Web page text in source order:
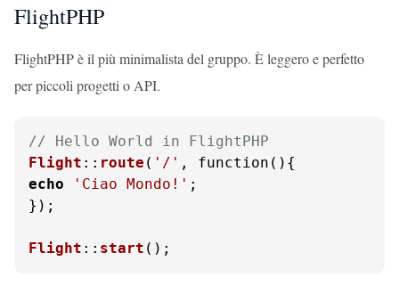
FlightPHP
FlightPHP è il più minimalista del gruppo. È leggero e perfetto
per piccoli progetti o API.
// Hello World in FlightPHP
Flight :: route ( '/'
echo
'Ciao Mondo!' ;
});
Flight :: start ();